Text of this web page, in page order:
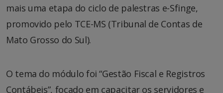
mais uma etapa do ciclo de palestras e-Sfinge,
promovido pelo TCE-MS (Tribunal de Contas de
Mato Grosso do Sul).
O tema do módulo foi “Gestão Fiscal e Registros
Contábeis”, focado em capacitar os servidores e